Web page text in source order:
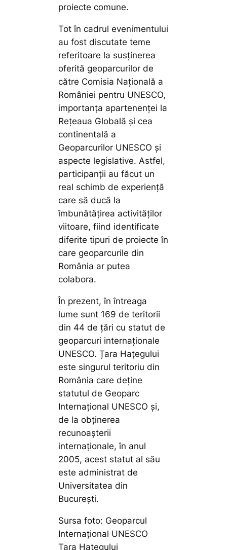
proiecte comune.
Tot în cadrul evenimentului
au fost discutate teme
referitoare la susținerea
oferită geoparcurilor de
către Comisia Națională a
României pentru UNESCO,
importanța apartenenței la
Rețeaua Globală și cea
continentală a
Geoparcurilor UNESCO și
aspecte legislative. Astfel,
participanții au făcut un
real schimb de experiență
care să ducă la
îmbunătățirea activităților
viitoare, fiind identificate
diferite tipuri de proiecte în
care geoparcurile din
România ar putea
colabora.
În prezent, în întreaga
lume sunt 169 de teritorii
din 44 de țări cu statut de
geoparcuri internaționale
UNESCO. Țara Hațegului
este singurul teritoriu din
România care deține
statutul de Geoparc
Internațional UNESCO și,
de la obținerea
recunoașterii
internaționale, în anul
2005, acest statut al său
este administrat de
Universitatea din
București.
Sursa foto: Geoparcul
Internațional UNESCO
Țara Hațegului